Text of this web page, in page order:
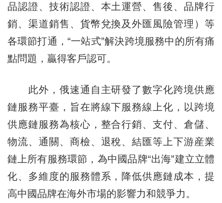
品認證、技術認證、本土運營、售後、品牌行
銷、渠道銷售、貨幣兌換及外匯風險管理）等
各環節打通，“一站式”解決跨境服務中的所有痛
點問題，贏得客戶認可。
此外，俄速通自主研發了數字化跨境供應
鏈服務平臺，旨在將線下服務線上化，以跨境
供應鏈服務為核心，整合行銷、支付、倉儲、
物流、通關、商檢、退稅、結匯等上下游産業
鏈上所有服務環節，為中國品牌“出海”建立立體
化、多維度的服務體系，降低供應鏈成本，提
高中國品牌在海外市場的影響力和競爭力。